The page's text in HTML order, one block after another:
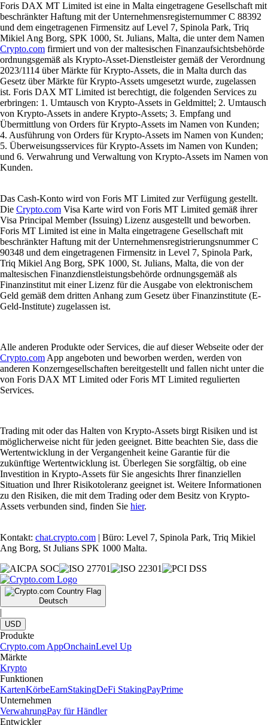
Foris DAX MT Limited ist eine in Malta eingetragene Gesellschaft mit
beschränkter Haftung mit der Unternehmensregisternummer C 88392
und dem eingetragenen Firmensitz auf Level 7, Spinola Park, Triq
Mikiel Ang Borg, SPK 1000, St. Julians, Malta, die unter dem Namen
Crypto.com firmiert und von der maltesischen Finanzaufsichtsbehörde
ordnungsgemäß als Krypto-Asset-Dienstleister gemäß der Verordnung
2023/1114 über Märkte für Krypto-Assets, die in Malta durch das
Gesetz über Märkte für Krypto-Assets umgesetzt wurde, zugelassen
ist. Foris DAX MT Limited ist berechtigt, die folgenden Services zu
erbringen: 1. Umtausch von Krypto-Assets in Geldmittel; 2. Umtausch
von Krypto-Assets in andere Krypto-Assets; 3. Empfang und
Übermittlung von Orders für Krypto-Assets im Namen von Kunden;
4. Ausführung von Orders für Krypto-Assets im Namen von Kunden;
5. Überweisungsservices für Krypto-Assets im Namen von Kunden;
und 6. Verwahrung und Verwaltung von Krypto-Assets im Namen von
Kunden.
Das Cash-Konto wird von Foris MT Limited zur Verfügung gestellt.
Die Crypto.com Visa Karte wird von Foris MT Limited gemäß ihrer
Visa Principal Member (Issuing) Lizenz ausgestellt und beworben.
Foris MT Limited ist eine in Malta eingetragene Gesellschaft mit
beschränkter Haftung mit der Unternehmensregistrierungsnummer C
90348 und dem eingetragenen Firmensitz in Level 7, Spinola Park,
Triq Mikiel Ang Borg, SPK 1000, St. Julians, Malta, die von der
maltesischen Finanzdienstleistungsbehörde ordnungsgemäß als
Finanzinstitut mit einer Lizenz für die Ausgabe von elektronischem
Geld gemäß dem dritten Anhang zum Gesetz über Finanzinstitute (E-
Geld-Institute) zugelassen ist.
Alle anderen Produkte oder Services, die auf dieser Webseite oder der
Crypto.com App angeboten und beworben werden, werden von
anderen Konzerngesellschaften bereitgestellt und fallen nicht unter die
von Foris DAX MT Limited oder Foris MT Limited regulierten
Services.
Trading mit oder das Halten von Krypto-Assets birgt Risiken und ist
möglicherweise nicht für jeden geeignet. Bitte beachten Sie, dass die
Wertentwicklung in der Vergangenheit keine Garantie für die
zukünftige Wertentwicklung ist. Überlegen Sie sorgfältig, ob eine
Investition in Krypto-Assets für Sie angesichts Ihrer finanziellen
Situation und Ihrer Risikotoleranz geeignet ist. Weitere Informationen
zu den Risiken, die mit dem Trading oder dem Besitz von Krypto-
Assets verbunden sind, finden Sie hier.
Kontakt: chat.crypto.com | Büro: Level 7, Spinola Park, Triq Mikiel
Ang Borg, St Julians SPK 1000 Malta.
Deutsch
|
USD
Produkte
Crypto.com AppOnchainLevel Up
Märkte
Krypto
Funktionen
KartenKörbeEarnStakingDeFi StakingPayPrime
Unternehmen
VerwahrungPay für Händler
Entwickler